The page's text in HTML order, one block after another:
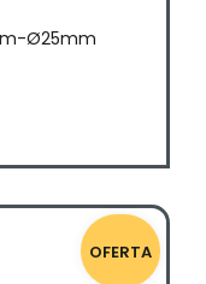
Ø25mm
OFERTA